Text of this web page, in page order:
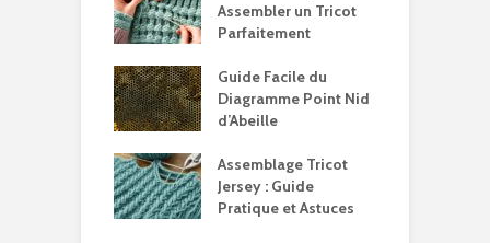
Assembler un Tricot
Parfaitement
Guide Facile du
Diagramme Point Nid
d’Abeille
Assemblage Tricot
Jersey : Guide
Pratique et Astuces